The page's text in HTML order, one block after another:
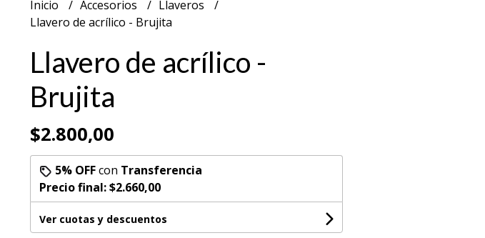
Inicio Accesorios
Llaveros
Llavero de acrílico - Brujita
Llavero de acrílico -
Brujita
$2.800,00
5% OFFcon Transferencia
Precio final:$2.660,00
Ver cuotas y descuentos